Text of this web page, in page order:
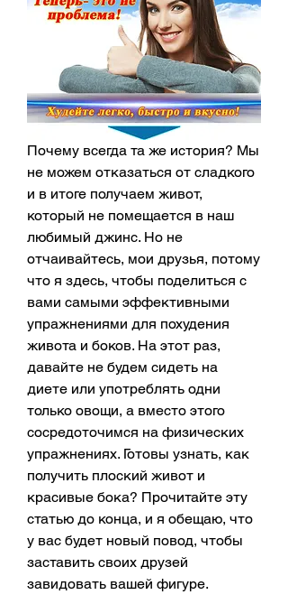
Почему всегда та же история? Мы
не можем отказаться от сладкого
и в итоге получаем живот,
который не помещается в наш
любимый джинс. Но не
отчаивайтесь, мои друзья, потому
что я здесь, чтобы поделиться с
вами самыми эффективными
упражнениями для похудения
живота и боков. На этот раз,
давайте не будем сидеть на
диете или употреблять одни
только овощи, а вместо этого
сосредоточимся на физических
упражнениях. Готовы узнать, как
получить плоский живот и
красивые бока? Прочитайте эту
статью до конца, и я обещаю, что
у вас будет новый повод, чтобы
заставить своих друзей
завидовать вашей фигуре.